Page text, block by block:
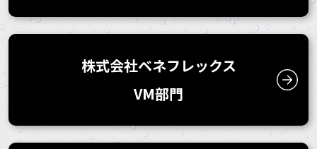
株式会社ベネフレックス
VM部門